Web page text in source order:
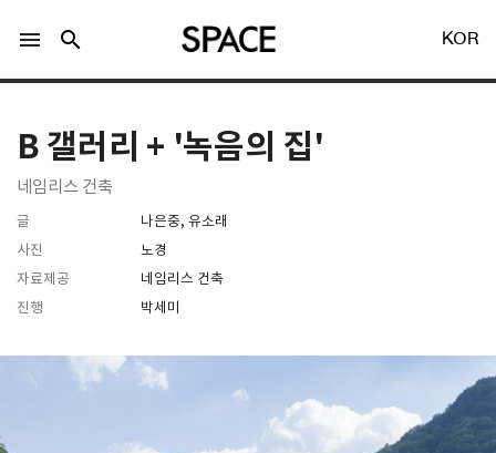
Naver 로그인
menu search KOR
B 갤러리 + '녹음의 집'
네임리스 건축
글
나은중, 유소래
사진
노경
자료제공
네임리스 건축
진행
박세미